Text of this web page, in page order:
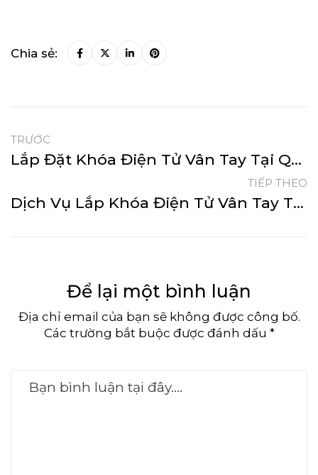
Chia sẻ:
TRƯỚC
Lắp Đặt Khóa Điện Tử Vân Tay Tại Quận Phú Nhuận Tận Nhà
TIẾP THEO
Dịch Vụ Lắp Khóa Điện Tử Vân Tay Tại Thủ Đức Nhanh Chóng
Để lại một bình luận
Địa chỉ email của bạn sẽ không được công bố.
Các trường bắt buộc được đánh dấu *